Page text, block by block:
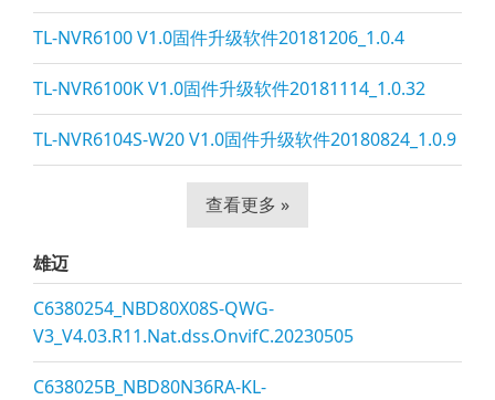
TL-NVR6100 V1.0固件升级软件20181206_1.0.4
TL-NVR6100K V1.0固件升级软件20181114_1.0.32
TL-NVR6104S-W20 V1.0固件升级软件20180824_1.0.9
查看更多 »
雄迈
C6380254_NBD80X08S-QWG-
V3_V4.03.R11.Nat.dss.OnvifC.20230505
C638025B_NBD80N36RA-KL-